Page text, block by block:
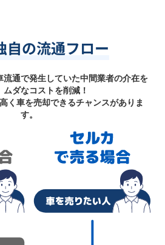
自の流通フロー
通で発生していた中間業者の介在を
ムダなコストを削減！
く車を売却できるチャンスがありま
す。